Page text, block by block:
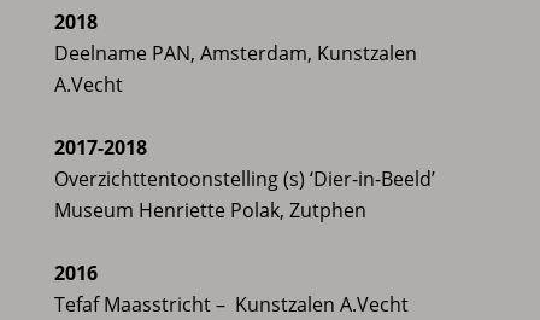
2018
Deelname PAN, Amsterdam, Kunstzalen
A.Vecht
2017-2018
Overzichttentoonstelling (s) ‘Dier-in-Beeld’
Museum Henriette Polak, Zutphen
2016
Tefaf Maasstricht – Kunstzalen A.Vecht